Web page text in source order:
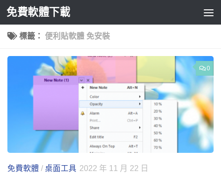
Skip to content
免費軟體下載
標籤： 便利貼軟體 免安裝
0
免費軟體 / 桌面工具 2022 年 11 月 22 日